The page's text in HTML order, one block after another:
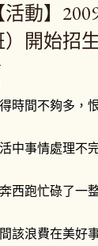
活動】
）開始招生
時間不夠多，
中事情處理不
西跑忙碌了一
該浪費在美好